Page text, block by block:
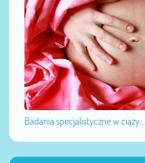
Badania specjalistyczne w ciąży...